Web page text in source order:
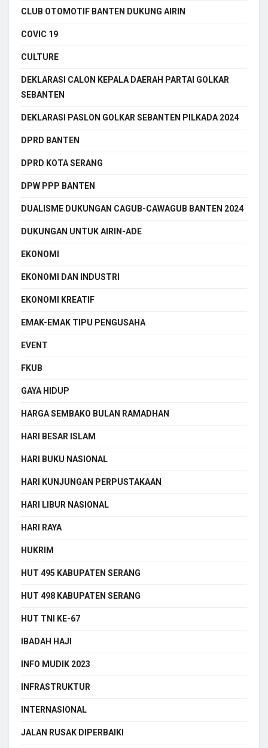
CLUB OTOMOTIF BANTEN DUKUNG AIRIN
COVIC 19
CULTURE
DEKLARASI CALON KEPALA DAERAH PARTAI GOLKAR
SEBANTEN
DEKLARASI PASLON GOLKAR SEBANTEN PILKADA 2024
DPRD BANTEN
DPRD KOTA SERANG
DPW PPP BANTEN
DUALISME DUKUNGAN CAGUB-CAWAGUB BANTEN 2024
DUKUNGAN UNTUK AIRIN-ADE
EKONOMI
EKONOMI DAN INDUSTRI
EKONOMI KREATIF
EMAK-EMAK TIPU PENGUSAHA
EVENT
FKUB
GAYA HIDUP
HARGA SEMBAKO BULAN RAMADHAN
HARI BESAR ISLAM
HARI BUKU NASIONAL
HARI KUNJUNGAN PERPUSTAKAAN
HARI LIBUR NASIONAL
HARI RAYA
HUKRIM
HUT 495 KABUPATEN SERANG
HUT 498 KABUPATEN SERANG
HUT TNI KE-67
IBADAH HAJI
INFO MUDIK 2023
INFRASTRUKTUR
INTERNASIONAL
JALAN RUSAK DIPERBAIKI